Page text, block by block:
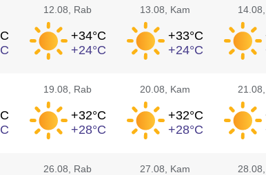
C
C
12.08 , Rab
+34°C
+24°C
13.08 , Kam
+33°C
+24°C
14.08
C
C
19.08 , Rab
+32°C
+28°C
20.08 , Kam
+32°C
+28°C
21.08
26.08 , Rab 27.08 , Kam 28.08